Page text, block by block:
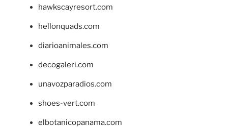
hawkscayresort.com
hellonquads.com
diarioanimales.com
decogaleri.com
unavozparadios.com
shoes-vert.com
elbotanicopanama.com